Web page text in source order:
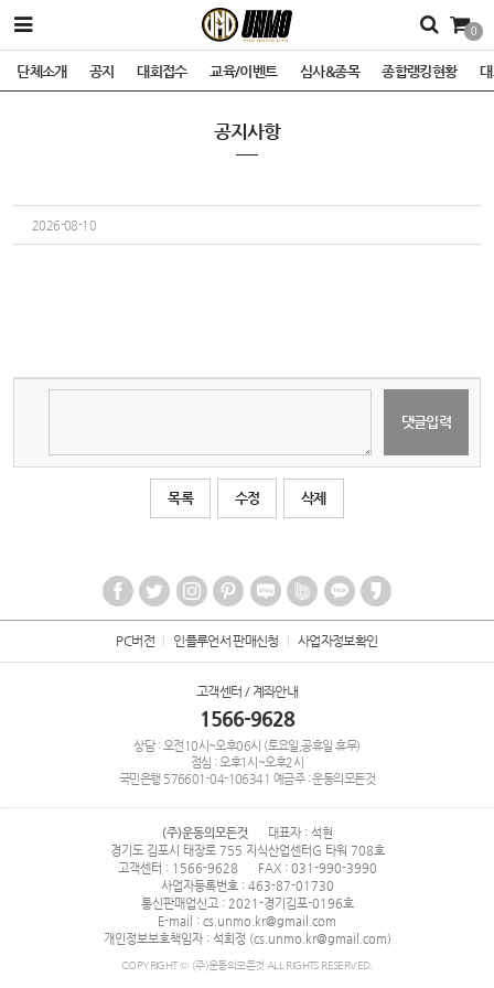
0
단체소개 공지 대회접수 교육/이벤트 심사&종목 종합랭킹현황
공지사항
2026-08-10
목록 수정 삭제
PC버전 인플루언서 판매신청 사업자정보확인
고객센터 / 계좌안내
1566-9628
상담 : 오전10시~오후06시 (토요일,공휴일 휴무)
점심 : 오후1시~오후2시
국민은행 576601-04-106341 예금주 : 운동의모든것
(주)운동의모든것
대표자 : 석현
경기도 김포시 태장로 755 지식산업센터G 타워 708호
고객센터 : 1566-9628
FAX : 031-990-3990
사업자등록번호 : 463-87-01730
통신판매업신고 : 2021-경기김포-0196호
E-mail : cs.unmo.kr@gmail.com
개인정보보호책임자 : 석희정 (cs.unmo.kr@gmail.com)
COPYRIGHT © (주)운동의모든것 ALL RIGHTS RESERVED.